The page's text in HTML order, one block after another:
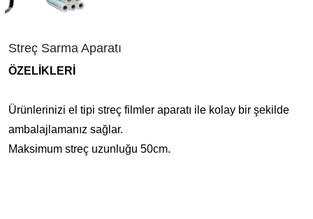
Streç Sarma Aparatı
ÖZELİKLERİ
Ürünlerinizi el tipi streç filmler aparatı ile kolay bir şekilde
ambalajlamanız sağlar.
Maksimum streç uzunluğu 50cm.